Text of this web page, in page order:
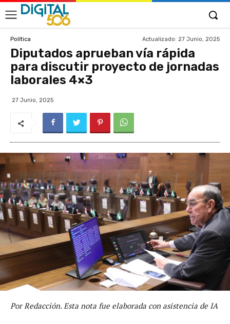
Política Actualizado: 27 Junio, 2025
Diputados aprueban vía rápida
para discutir proyecto de jornadas
laborales 4×3
27 Junio, 2025
Por Redacción. Esta nota fue elaborada con asistencia de IA